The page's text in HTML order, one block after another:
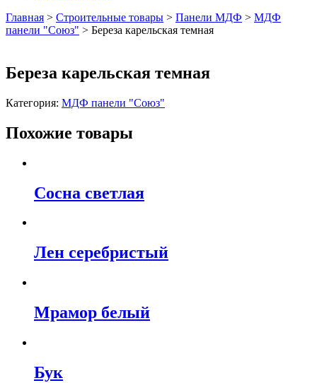
Главная > Строительные товары > Панели МДФ > МДФ
панели "Союз" > Береза карельская темная
Береза карельская темная
Категория: МДФ панели "Союз"
Похожие товары
Сосна светлая
Лен серебристый
Мрамор белый
Бук